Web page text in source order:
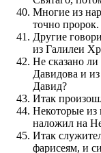
Многие из
точно пророк.
Другие
из Галилеи
Не сказано
Давидова и
Давид?
Итак
Некоторые из
наложил на
Итак
фарисеям, и